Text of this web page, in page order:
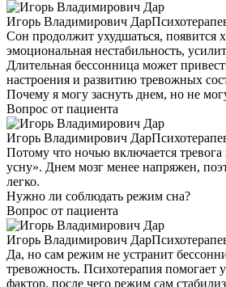
Игорь Владимирович Дар
Сон продолжит ухудшаться, появится
эмоциональная нестабильность,
Длительная бессонница может
настроения и развитию тревожных
Почему я могу заснуть днем, но не
Вопрос от пациента
Игорь Владимирович Дар
Потому что ночью включается
усну». Днем мозг менее напряжен,
легко.
Нужно ли соблюдать режим сна?
Вопрос от пациента
Игорь Владимирович Дар
Да, но сам режим не устранит
тревожность. Психотерапия помогает
фактор, после чего режим сам